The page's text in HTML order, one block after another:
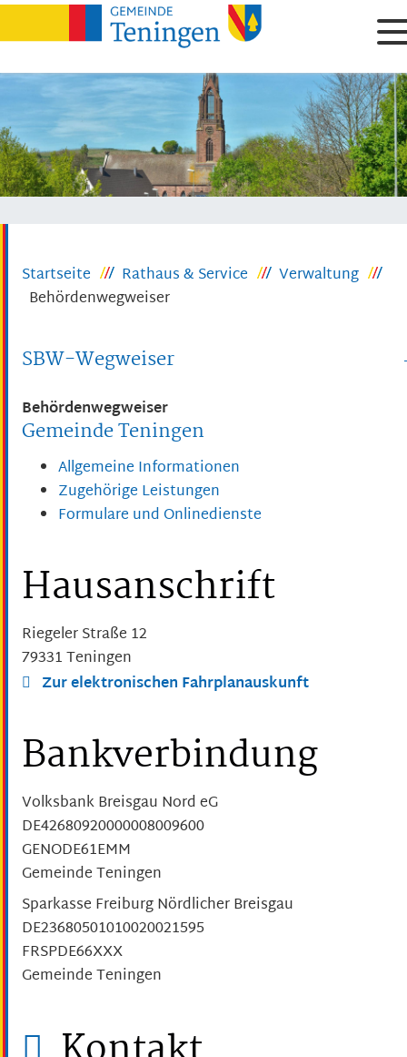
Startseite Rathaus & Service
Verwaltung
Behördenwegweiser
SBW-Wegweiser
Behördenwegweiser
Gemeinde Teningen
Allgemeine Informationen
Zugehörige Leistungen
Formulare und Onlinedienste
Hausanschrift
Riegeler Straße 12
79331Teningen
Zur elektronischen Fahrplanauskunft
Bankverbindung
Volksbank Breisgau Nord eG
DE42680920000008009600
GENODE61EMM
Gemeinde Teningen
Sparkasse Freiburg Nördlicher Breisgau
DE23680501010020021595
FRSPDE66XXX
Gemeinde Teningen